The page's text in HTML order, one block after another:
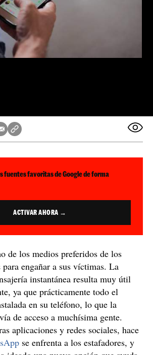
fuentes favoritas de Google de forma
ACTIVAR AHORA →
de los medios preferidos de los
engañar a sus víctimas. La
instantánea resulta muy útil
ya que prácticamente todo el
en su teléfono, lo que la
de acceso a muchísima gente.
aplicaciones y redes sociales, hace
se enfrenta a los estafadores, y